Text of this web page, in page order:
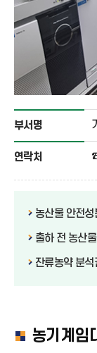
부서명
연락처
농산물 안전
출하 전 농산
잔류농약 분
농기계임